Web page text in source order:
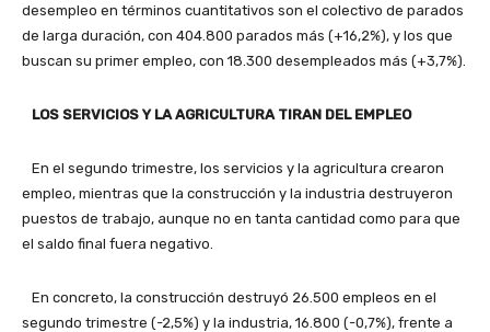
desempleo en términos cuantitativos son el colectivo de parados
de larga duración, con 404.800 parados más (+16,2%), y los que
buscan su primer empleo, con 18.300 desempleados más (+3,7%).
LOS SERVICIOS Y LA AGRICULTURA TIRAN DEL EMPLEO
En el segundo trimestre, los servicios y la agricultura crearon
empleo, mientras que la construcción y la industria destruyeron
puestos de trabajo, aunque no en tanta cantidad como para que
el saldo final fuera negativo.
En concreto, la construcción destruyó 26.500 empleos en el
segundo trimestre (-2,5%) y la industria, 16.800 (-0,7%), frente a